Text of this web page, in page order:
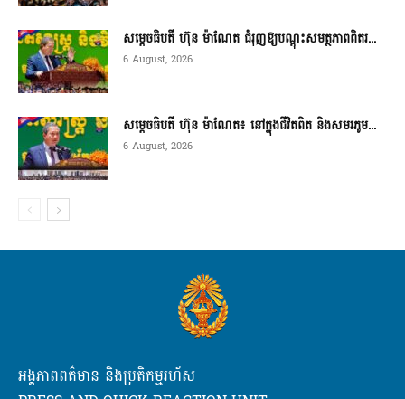
សម្តេចធិបតី ហ៊ុន ម៉ាណែត ជំរុញឱ្យបណ្តុះសមត្ថភាពពិតរ...
6 August, 2026
សម្តេចធិបតី ហ៊ុន ម៉ាណែត៖ នៅក្នុងជីវិតពិត និងសមរភូម...
6 August, 2026
អង្គភាពពត៌មាន និងប្រតិកម្មរហ័ស